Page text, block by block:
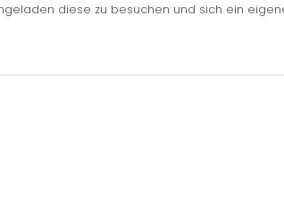
diese zu besuchen und sich ein